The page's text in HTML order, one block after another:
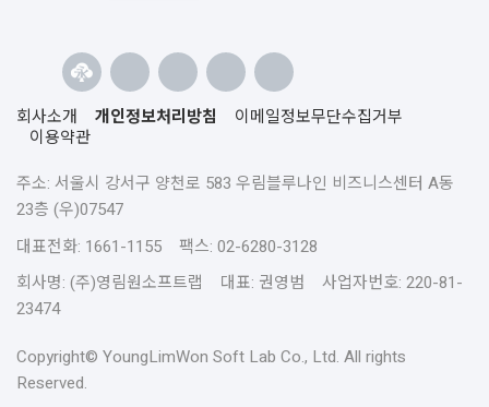
회사소개 개인정보처리방침
이메일정보무단수집거부
이용약관
주소: 서울시 강서구 양천로 583 우림블루나인 비즈니스센터 A동
23층 (우)07547
대표전화: 1661-1155 팩스: 02-6280-3128
회사명: (주)영림원소프트랩 대표: 권영범 사업자번호: 220-81-
23474
Copyright© YoungLimWon Soft Lab Co., Ltd. All rights
Reserved.